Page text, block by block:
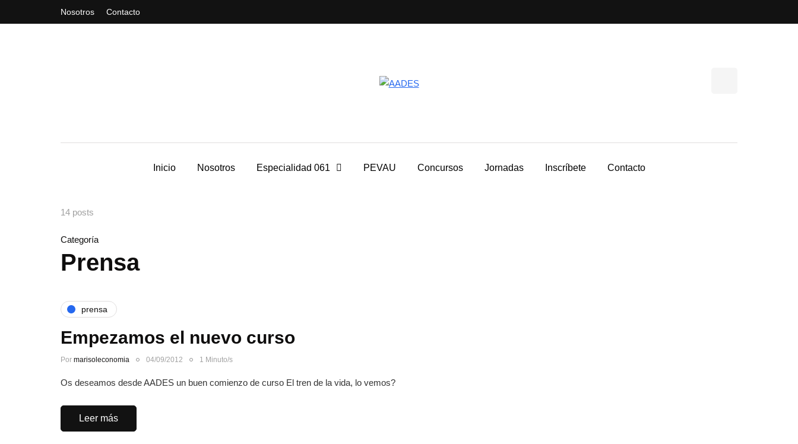
Nosotros Contacto
Inicio Nosotros Especialidad 061 PEVAU Concursos Jornadas Inscríbete Contacto
14 posts
Categoría
Prensa
prensa
Empezamos el nuevo curso
Por marisoleconomia 04/09/2012 1 Minuto/s
Os deseamos desde AADES un buen comienzo de curso El tren de la vida, lo vemos?
Leer más